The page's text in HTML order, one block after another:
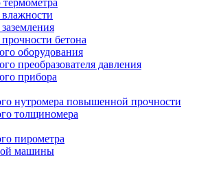
термометра
бетона
оборудования
преобразователя давления
прибора
нутромера повышенной прочности
толщиномера
пирометра
машины